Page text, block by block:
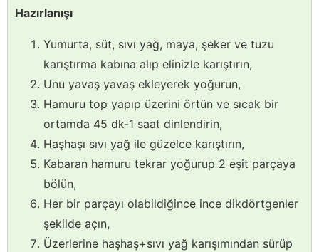
Hazırlanışı
Yumurta, süt, sıvı yağ, maya, şeker ve tuzu
karıştırma kabına alıp elinizle karıştırın,
Unu yavaş yavaş ekleyerek yoğurun,
Hamuru top yapıp üzerini örtün ve sıcak bir
ortamda 45 dk-1 saat dinlendirin,
Haşhaşı sıvı yağ ile güzelce karıştırın,
Kabaran hamuru tekrar yoğurup 2 eşit parçaya
bölün,
Her bir parçayı olabildiğince ince dikdörtgenler
şekilde açın,
Üzerlerine haşhaş+sıvı yağ karışımından sürüp